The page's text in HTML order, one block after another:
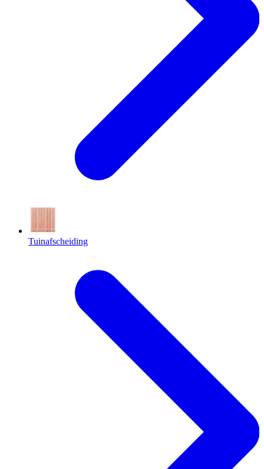
Tuinafscheiding